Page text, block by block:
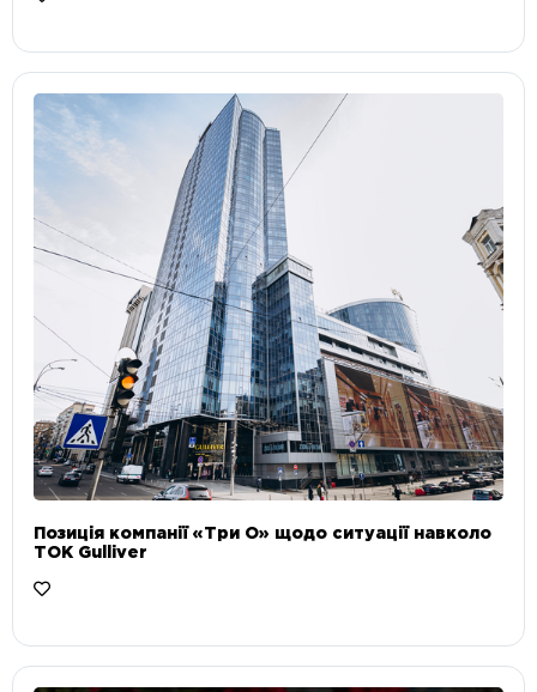
Позиція компанії «Три О» щодо ситуації навколо
ТОК Gulliver